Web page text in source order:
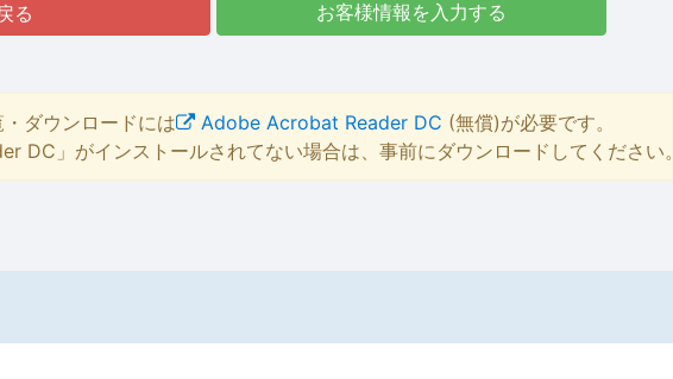
る お客様情報を入力する
ダウンロードには Adobe Acrobat Reader DC (無償)が必要です。
DC」がインストールされてない場合は、事前にダウンロードしてください。